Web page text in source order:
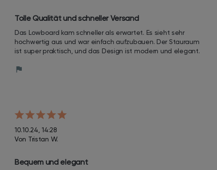
Tolle Qualität und schneller Versand
Das Lowboard kam schneller als erwartet. Es sieht sehr
hochwertig aus und war einfach aufzubauen. Der Stauraum
ist super praktisch, und das Design ist modern und elegant.
10.10.24, 14:28
Von Tristan W.
Bequem und elegant